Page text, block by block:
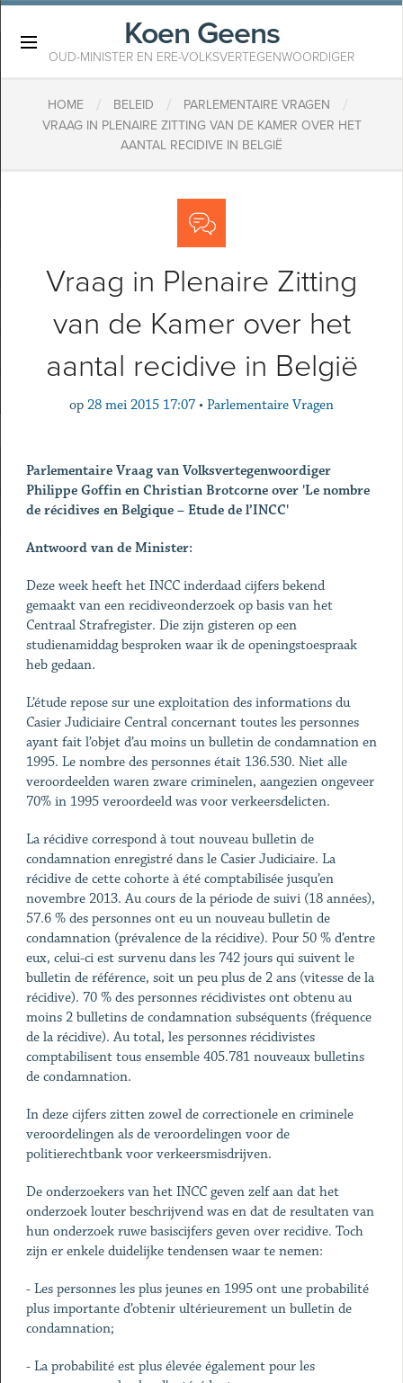
Koen Geens
OUD-MINISTER EN ERE-VOLKSVERTEGENWOORDIGER
HOME / BELEID / PARLEMENTAIRE VRAGEN /
VRAAG IN PLENAIRE ZITTING VAN DE KAMER OVER HET
AANTAL RECIDIVE IN BELGIË
Vraag in Plenaire Zitting
van de Kamer over het
aantal recidive in België
op 28 mei 2015 17:07 • Parlementaire Vragen
Parlementaire Vraag van Volksvertegenwoordiger
Philippe Goffin en Christian Brotcorneover 'Le nombre
de récidives en Belgique – Etude de l’INCC'
Antwoord van de Minister:
Deze week heeft het INCC inderdaad cijfers bekend
gemaakt van een recidiveonderzoek op basis van het
Centraal Strafregister. Die zijn gisteren op een
studienamiddag besproken waar ik de openingstoespraak
heb gedaan.
L’étude repose sur une exploitation des informations du
Casier Judiciaire Central concernant toutes les personnes
ayant fait l’objet d’au moins un bulletin de condamnation en
1995. Le nombre des personnes était 136.530. Niet alle
veroordeelden waren zware criminelen, aangezien ongeveer
70% in 1995 veroordeeld was voor verkeersdelicten.
La récidive correspond à tout nouveau bulletin de
condamnation enregistré dans le Casier Judiciaire. La
récidive de cette cohorte à été comptabilisée jusqu’en
novembre 2013. Au cours de la période de suivi (18 années),
57.6 % des personnes ont eu un nouveau bulletin de
condamnation (prévalence de la récidive). Pour 50 % d’entre
eux, celui-ci est survenu dans les 742 jours qui suivent le
bulletin de référence, soit un peu plus de 2 ans (vitesse de la
récidive). 70 % des personnes récidivistes ont obtenu au
moins 2 bulletins de condamnation subséquents (fréquence
de la récidive). Au total, les personnes récidivistes
comptabilisent tous ensemble 405.781 nouveaux bulletins
de condamnation.
In deze cijfers zitten zowel de correctionele en criminele
veroordelingen als de veroordelingen voor de
politierechtbank voor verkeersmisdrijven.
De onderzoekers van het INCC geven zelf aan dat het
onderzoek louter beschrijvend was en dat de resultaten van
hun onderzoek ruwe basiscijfers geven over recidive. Toch
zijn er enkele duidelijke tendensen waar te nemen:
- Les personnes les plus jeunes en 1995 ont une probabilité
plus importante d’obtenir ultérieurement un bulletin de
condamnation;
- La probabilité est plus élevée également pour les